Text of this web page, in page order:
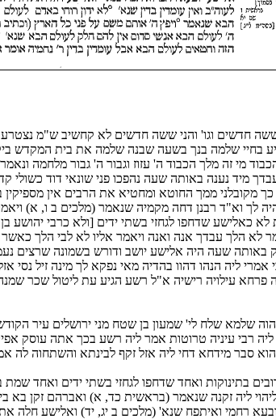
חדשים וגו' והני ששה חדשים לא קחשיב ש"מ נצטרע
בחיי שלמה בנך בשעה שבנה שלמה את בית המקדש
מי זה מלך הכבוד ה' עזוז וגבור ה' גבור מלחמה
מיד נענה באותה שעה נהפכו פני שונאי דוד כשולי
כך מקובלני ממך החוטא ומחטיא את הרבים אין
לך וא"ד רבנן דחה מקמיה שנאמר (מלכים ב ו, א)
כאלישע שדחפו לגחזי בשתי ידים [ולא כרבי יהושע
לא הלך עבדך אנה ואנה ויאמר אליו לא לבי
באותה שעה היה אלישע יושב ודורש בשמונה
ליה הנהו דהוו בהדיה מאי נפקא לך מינה זיל נסי
פרחא עילויה רישיה א"ל רשע הגיע עת ליטול שכר
שלמא שלח לי' שמעון בן שטח מני ירושלים עיר
רבי עיניה טרוטות אמר ליה רשע בכך אתה עוסק
סבר מידחא דחי ליה אזל זקף לבינתא והשתחוה לה
בתינוקות ואחד שדחפו לגחזי בשתי ידים ואחד שמת
ליה זקנה שנאמר (בראשית כד, א) ואברהם זקן בא
רחמי ואיתפח שנא' (מלכים ב יג, יד) ואלישע חלה את